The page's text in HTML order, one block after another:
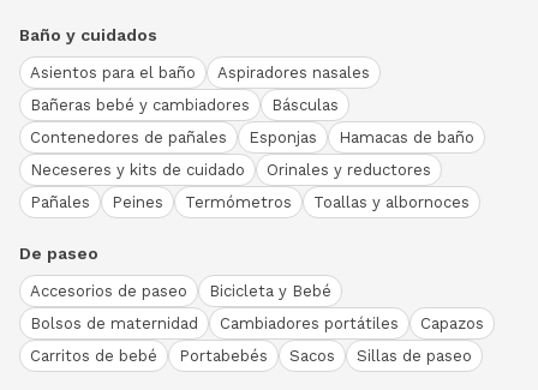
Baño y cuidados
Asientos para el baño
Aspiradores nasales
Bañeras bebé y cambiadores
Básculas
Contenedores de pañales
Esponjas
Hamacas de baño
Neceseres y kits de cuidado
Orinales y reductores
Pañales
Peines Termómetros Toallas y albornoces
De paseo
Accesorios de paseo
Bicicleta y Bebé
Bolsos de maternidad
Cambiadores portátiles
Capazos
Carritos de bebé
Portabebés Sacos Sillas de paseo